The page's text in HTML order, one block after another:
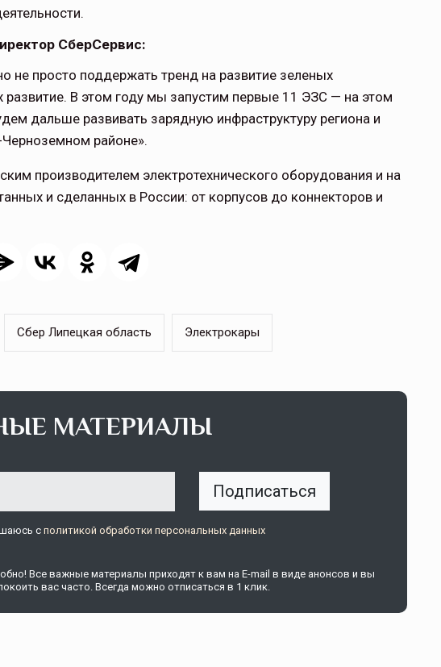
СберСервис:
просто поддержать тренд на развитие зеленых
развитие. В этом году мы запустим первые 11 ЭЗС — на этом
дальше развивать зарядную инфраструктуру региона и
районе».
производителем электротехнического оборудования и на
и сделанных в России: от корпусов до коннекторов и
Сбер Липецкая область Электрокары
МАТЕРИАЛЫ
Подписаться
c политикой обработки персональных данных
Все важные материалы приходят к вам на E-mail в виде анонсов и вы
вас часто. Всегда можно отписаться в 1 клик.
с историческими
рынка в России является одним из наиболее
ССТ, 2025 №4 СЕНТЯБРЬ